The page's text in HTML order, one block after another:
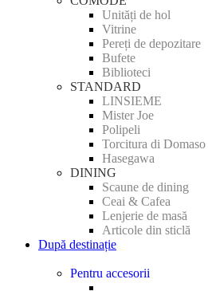
Unități de hol
Vitrine
Pereți de depozitare
Bufete
Biblioteci
STANDARD
LINSIEME
Mister Joe
Polipeli
Torcitura di Domaso
Hasegawa
DINING
Scaune de dining
Ceai & Cafea
Lenjerie de masă
Articole din sticlă
După destinație
Pentru accesorii